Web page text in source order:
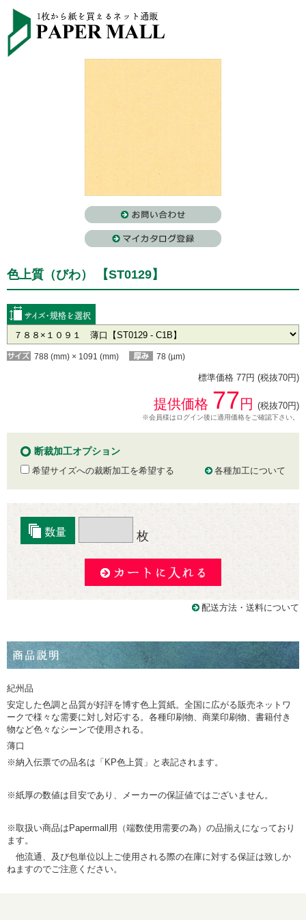
色上質（びわ） 【ST0129】
788 (mm) × 1091 (mm) 78 (µm)
標準価格 77円 (税抜70円)
提供価格 77円 (税抜70円)
※会員様はログイン後に適用価格をご確認下さい。
断裁加工オプション
希望サイズへの裁断加工を希望する 各種加工について
枚
配送方法・送料について
紀州品
安定した色調と品質が好評を博す色上質紙。全国に広がる販売ネットワ
ークで様々な需要に対し対応する。各種印刷物、商業印刷物、書籍付き
物など色々なシーンで使用される。
薄口
※納入伝票での品名は「KP色上質」と表記されます。
※紙厚の数値は目安であり、メーカーの保証値ではございません。
※取扱い商品はPapermall用（端数使用需要の為）の品揃えになっており
ます。
他流通、及び包単位以上ご使用される際の在庫に対する保証は致しか
ねますのでご注意ください。